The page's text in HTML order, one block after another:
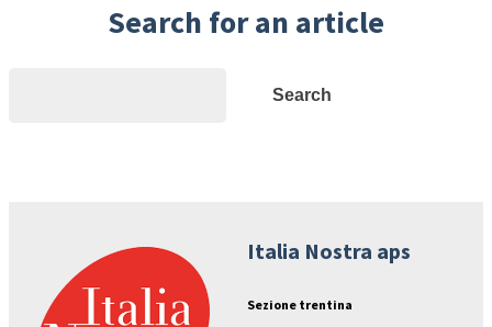
Search for an article
Search
Italia Nostra aps
Sezione trentina